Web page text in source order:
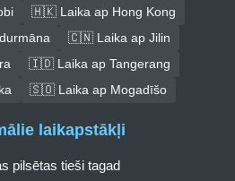
🇭🇰 Laika ap Hong Kong
🇨🇳 Laika ap Jilin
🇮🇩 Laika ap Tangerang
🇸🇴 Laika ap Mogadīšo
laikapstākļi
pilsētas tieši tagad